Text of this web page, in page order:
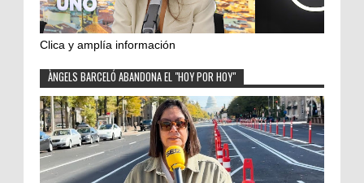
Clica y amplía información
ÀNGELS BARCELÓ ABANDONA EL "HOY POR HOY"